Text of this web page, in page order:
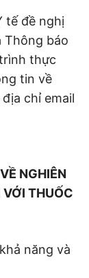
tế đề nghị
Thông báo
thực
tin về
chỉ email
NGHIÊN
THUỐC
năng và